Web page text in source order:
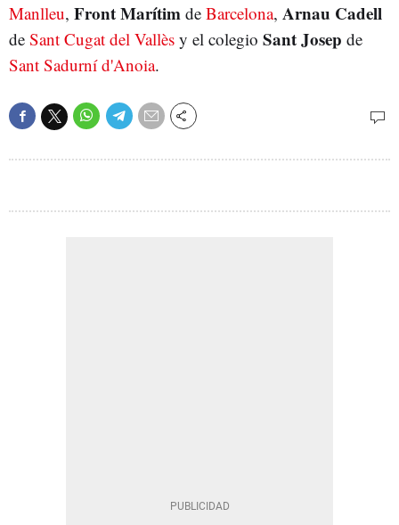
Manlleu, Front Marítim de Barcelona, Arnau Cadell
de Sant Cugat del Vallès y el colegio Sant Josep de
Sant Sadurní d'Anoia.